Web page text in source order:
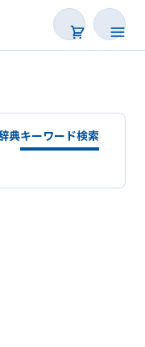
典キーワード検索